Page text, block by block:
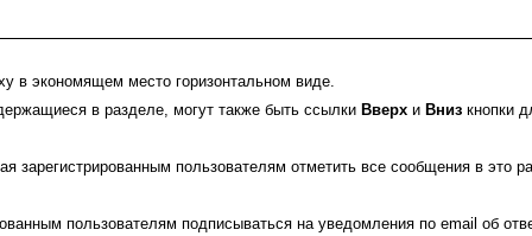
в экономящем место горизонтальном виде.
в разделе, могут также быть ссылки Вверхи Внизкнопки
зарегистрированным пользователям отметить все сообщения в это
пользователям подписываться на уведомления по email об